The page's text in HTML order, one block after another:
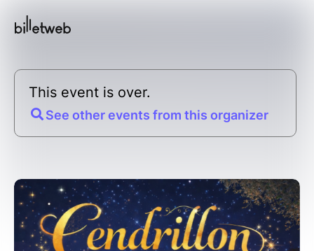
This event is over.
See other events from this organizer